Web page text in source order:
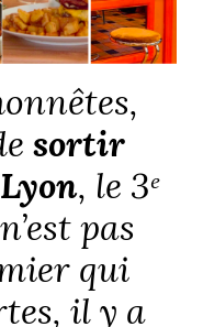
sortir
, le 3ᵉ
pas
qui
il y a